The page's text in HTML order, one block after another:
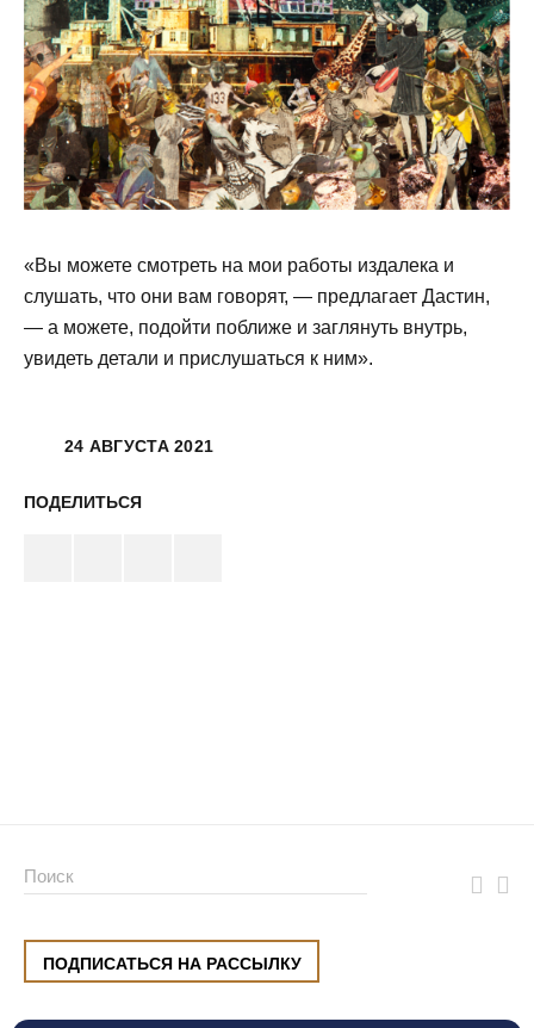
«Вы можете смотреть на мои работы издалека и
слушать, что они вам говорят, — предлагает Дастин,
— а можете, подойти поближе и заглянуть внутрь,
увидеть детали и прислушаться к ним».
24 АВГУСТА 2021
ПОДЕЛИТЬСЯ
ПОДПИСАТЬСЯ НА РАССЫЛКУ